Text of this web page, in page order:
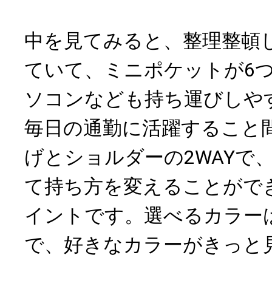
中を見てみると、整理整頓
ていて、ミニポケットが6
ソコンなども持ち運びし
毎日の通勤に活躍すること
げとショルダーの2WAYで
て持ち方を変えることがで
イントです。選べるカラー
で、好きなカラーがきっと